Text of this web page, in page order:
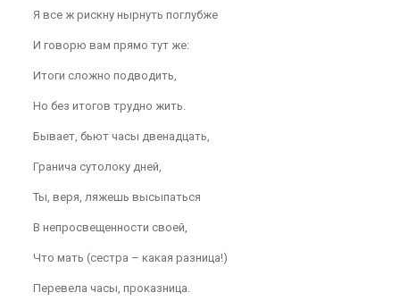
Я все ж рискну нырнуть поглубже
И говорю вам прямо тут же:
Итоги сложно подводить,
Но без итогов трудно жить.
Бывает, бьют часы двенадцать,
Гранича сутолоку дней,
Ты, веря, ляжешь высыпаться
В непросвещенности своей,
Что мать (сестра – какая разница!)
Перевела часы, проказница.